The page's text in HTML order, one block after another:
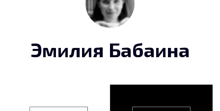
Эмилия Бабаина